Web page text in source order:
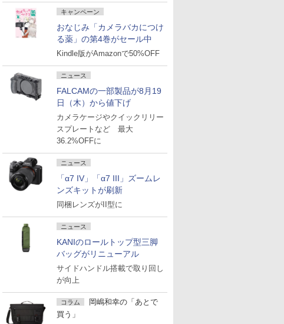
キャンペーン
おなじみ「カメラバカにつけ
る薬」の第4巻がセール中
Kindle版がAmazonで50%OFF
ニュース
FALCAMの一部製品が8月19
日（木）から値下げ
カメラケージやクイックリリー
スプレートなど 最大
36.2%OFFに
ニュース
「α7 IV」「α7 III」ズームレ
ンズキットが刷新
同梱レンズがII型に
ニュース
KANIのロールトップ型三脚
バッグがリニューアル
サイドハンドル搭載で取り回し
が向上
コラム
岡嶋和幸の「あとで
買う」